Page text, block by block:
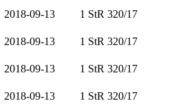
2018-09-13 1 StR 320/17
2018-09-13 1 StR 320/17
2018-09-13 1 StR 320/17
2018-09-13 1 StR 320/17